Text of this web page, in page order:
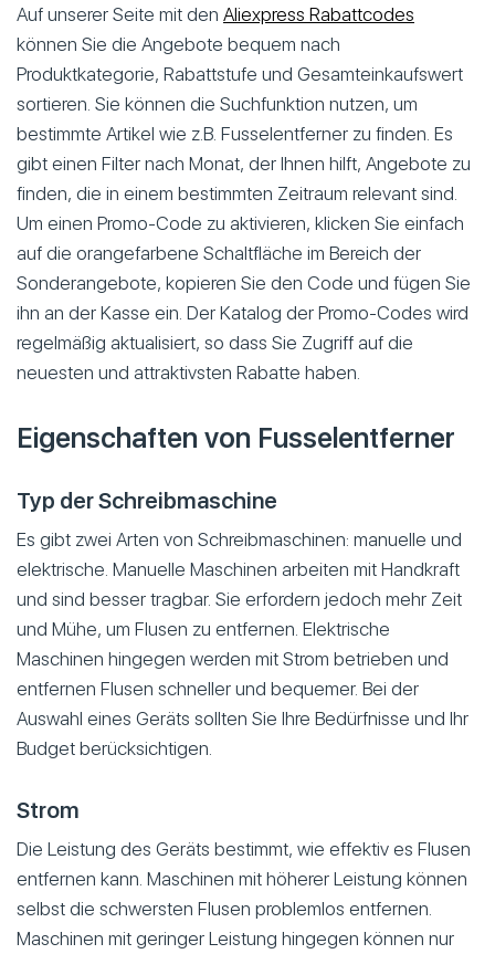
Auf unserer Seite mit den Aliexpress Rabattcodes
können Sie die Angebote bequem nach
Produktkategorie, Rabattstufe und Gesamteinkaufswert
sortieren. Sie können die Suchfunktion nutzen, um
bestimmte Artikel wie z.B. Fusselentferner zu finden. Es
gibt einen Filter nach Monat, der Ihnen hilft, Angebote zu
finden, die in einem bestimmten Zeitraum relevant sind.
Um einen Promo-Code zu aktivieren, klicken Sie einfach
auf die orangefarbene Schaltfläche im Bereich der
Sonderangebote, kopieren Sie den Code und fügen Sie
ihn an der Kasse ein. Der Katalog der Promo-Codes wird
regelmäßig aktualisiert, so dass Sie Zugriff auf die
neuesten und attraktivsten Rabatte haben.
Eigenschaften von Fusselentferner
Typ der Schreibmaschine
Es gibt zwei Arten von Schreibmaschinen: manuelle und
elektrische. Manuelle Maschinen arbeiten mit Handkraft
und sind besser tragbar. Sie erfordern jedoch mehr Zeit
und Mühe, um Flusen zu entfernen. Elektrische
Maschinen hingegen werden mit Strom betrieben und
entfernen Flusen schneller und bequemer. Bei der
Auswahl eines Geräts sollten Sie Ihre Bedürfnisse und Ihr
Budget berücksichtigen.
Strom
Die Leistung des Geräts bestimmt, wie effektiv es Flusen
entfernen kann. Maschinen mit höherer Leistung können
selbst die schwersten Flusen problemlos entfernen.
Maschinen mit geringer Leistung hingegen können nur